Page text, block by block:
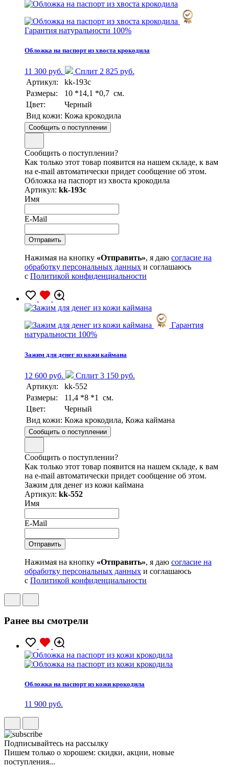
Гарантия натуральности 100%
Обложка на паспорт из хвоста крокодила
11 300 руб.
Сплит 2 825 руб.
Артикул:
kk-193с
Размеры:
10 *14,1 *0,7 см.
Цвет:
Черный
Вид кожи: Кожа крокодила
Сообщить о поступлении
Сообщить о поступлении?
Как только этот товар появится на нашем складе, к вам
на e-mail автоматически придет сообщение об этом.
Обложка на паспорт из хвоста крокодила
Артикул: kk-193с
Имя
E-Mail
Нажимая на кнопку «Отправить», я даю согласие на
обработку персональных данных и соглашаюсь
с Политикой конфиденциальности
Гарантия
натуральности 100%
Зажим для денег из кожи каймана
12 600 руб.
Сплит 3 150 руб.
Артикул:
kk-552
Размеры:
11,4 *8 *1 см.
Цвет:
Черный
Вид кожи: Кожа крокодила, Кожа каймана
Сообщить о поступлении
Сообщить о поступлении?
Как только этот товар появится на нашем складе, к вам
на e-mail автоматически придет сообщение об этом.
Зажим для денег из кожи каймана
Артикул: kk-552
Имя
E-Mail
Нажимая на кнопку «Отправить», я даю согласие на
обработку персональных данных и соглашаюсь
с Политикой конфиденциальности
Ранее вы смотрели
Обложка на паспорт из кожи крокодила
11 900 руб.
Подписывайтесь на рассылку
Пишем только о хорошем: скидки, акции, новые
поступления...